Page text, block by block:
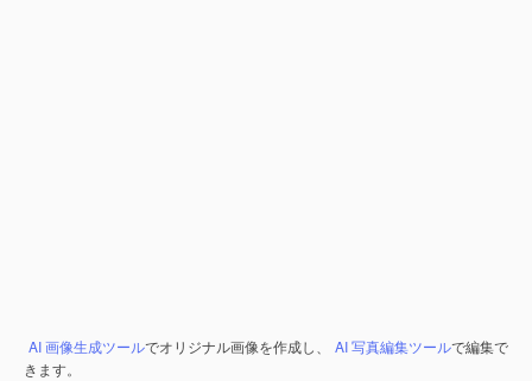
AI 画像生成ツールでオリジナル画像を作成し、 AI 写真編集ツールで編集で
きます。